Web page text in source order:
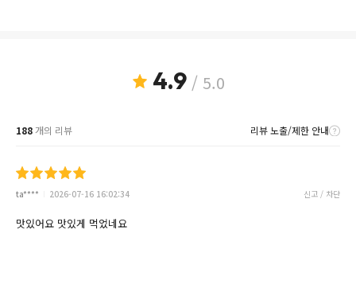
4.9/ 5.0
188개의 리뷰 리뷰 노출/제한 안내
ta**** 2026-07-16 16:02:34 신고 / 차단
맛있어요 맛있게 먹었네요